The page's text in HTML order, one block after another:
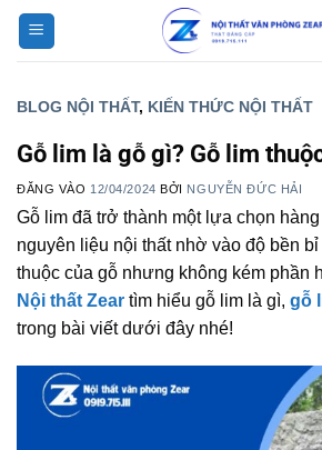
Bỏ
qua
nội
BLOG NỘI THẤT, KIẾN THỨC NỘI THẤT
Gỗ lim là gỗ gì? Gỗ lim
ĐĂNG VÀO 12/04/2024 BỞI NGUYỄN ĐỨC HẢI
Gỗ lim đã trở thành một lựa chọn
nguyên liệu nội thất nhờ vào độ bền
thuộc của gỗ nhưng không kém phần
Nội thất Zear tìm hiểu gỗ lim là gì, gỗ
trong bài viết dưới đây nhé!